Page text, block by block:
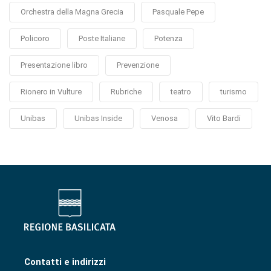
Orchestra della Magna Grecia Pasquale Pepe
Policoro Poste Italiane Potenza
Presentazione libro Prevenzione
Rionero in Vulture Rubriche teatro turismo
Unibas Unibas Inside Venosa Vito Bardi
Contatti e indirizzi